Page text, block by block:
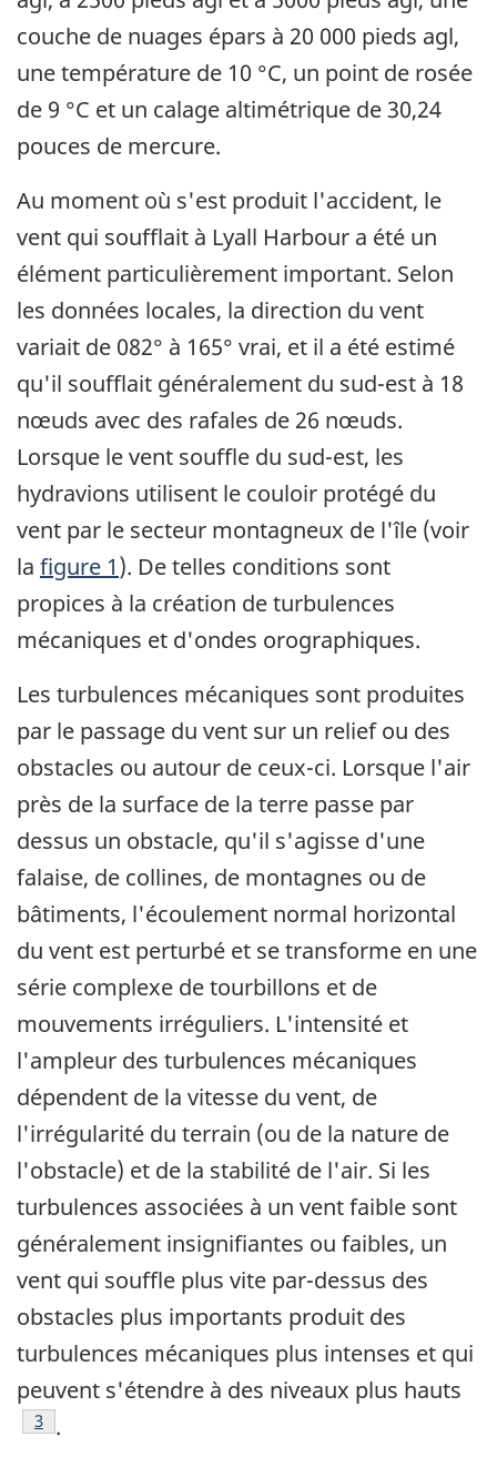
couche de nuages épars à 20 000 pieds agl,
une température de 10 °C, un point de rosée
de 9 °C et un calage altimétrique de 30,24
pouces de mercure.
Au moment où s'est produit l'accident, le
vent qui soufflait à Lyall Harbour a été un
élément particulièrement important. Selon
les données locales, la direction du vent
variait de 082° à 165° vrai, et il a été estimé
qu'il soufflait généralement du sud-est à 18
nœuds avec des rafales de 26 nœuds.
Lorsque le vent souffle du sud-est, les
hydravions utilisent le couloir protégé du
vent par le secteur montagneux de l'île (voir
la figure 1). De telles conditions sont
propices à la création de turbulences
mécaniques et d'ondes orographiques.
Les turbulences mécaniques sont produites
par le passage du vent sur un relief ou des
obstacles ou autour de ceux-ci. Lorsque l'air
près de la surface de la terre passe par
dessus un obstacle, qu'il s'agisse d'une
falaise, de collines, de montagnes ou de
bâtiments, l'écoulement normal horizontal
du vent est perturbé et se transforme en une
série complexe de tourbillons et de
mouvements irréguliers. L'intensité et
l'ampleur des turbulences mécaniques
dépendent de la vitesse du vent, de
l'irrégularité du terrain (ou de la nature de
l'obstacle) et de la stabilité de l'air. Si les
turbulences associées à un vent faible sont
généralement insignifiantes ou faibles, un
vent qui souffle plus vite par-dessus des
obstacles plus importants produit des
turbulences mécaniques plus intenses et qui
peuvent s'étendre à des niveaux plus hauts
Footnote
3 .